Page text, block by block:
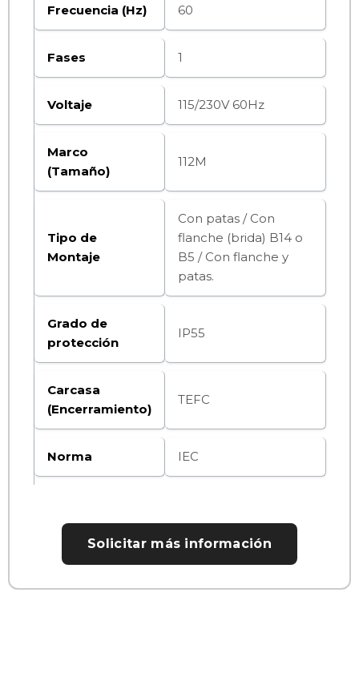
Frecuencia (Hz) 60
Fases 1
Voltaje 115/230V 60Hz
Marco
(Tamaño)
112M
Tipo de
Montaje
Con patas / Con
flanche (brida) B14 o
B5 / Con flanche y
patas.
Grado de
protección
IP55
Carcasa
(Encerramiento)
TEFC
Norma IEC
Solicitar más información